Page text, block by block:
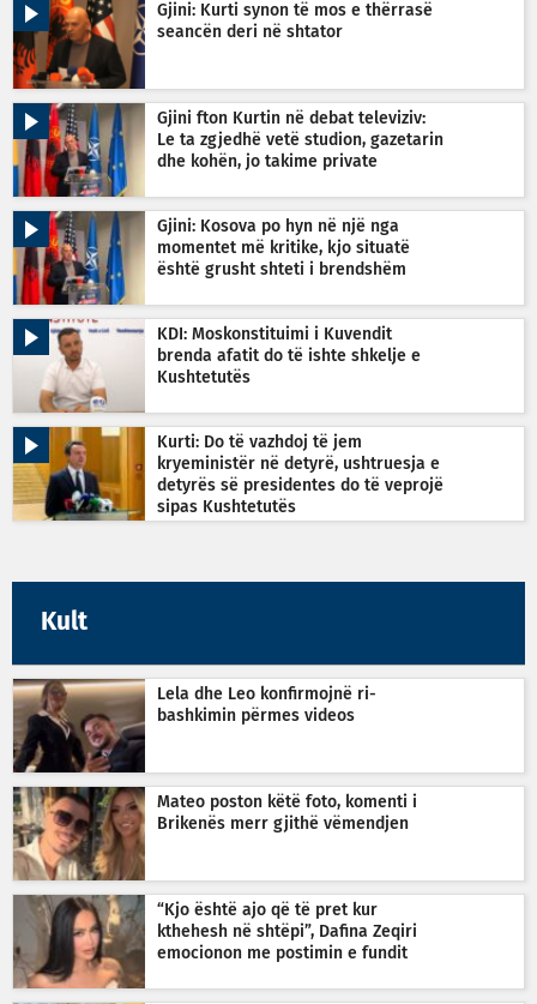
Gjini: Kurti synon të mos e thërrasë
seancën deri në shtator
Gjini fton Kurtin në debat televiziv:
Le ta zgjedhë vetë studion, gazetarin
dhe kohën, jo takime private
Gjini: Kosova po hyn në një nga
momentet më kritike, kjo situatë
është grusht shteti i brendshëm
KDI: Moskonstituimi i Kuvendit
brenda afatit do të ishte shkelje e
Kushtetutës
Kurti: Do të vazhdoj të jem
kryeministër në detyrë, ushtruesja e
detyrës së presidentes do të veprojë
sipas Kushtetutës
Kult
Lela dhe Leo konfirmojnë ri-
bashkimin përmes videos
Mateo poston këtë foto, komenti i
Brikenës merr gjithë vëmendjen
“Kjo është ajo që të pret kur
kthehesh në shtëpi”, Dafina Zeqiri
emocionon me postimin e fundit